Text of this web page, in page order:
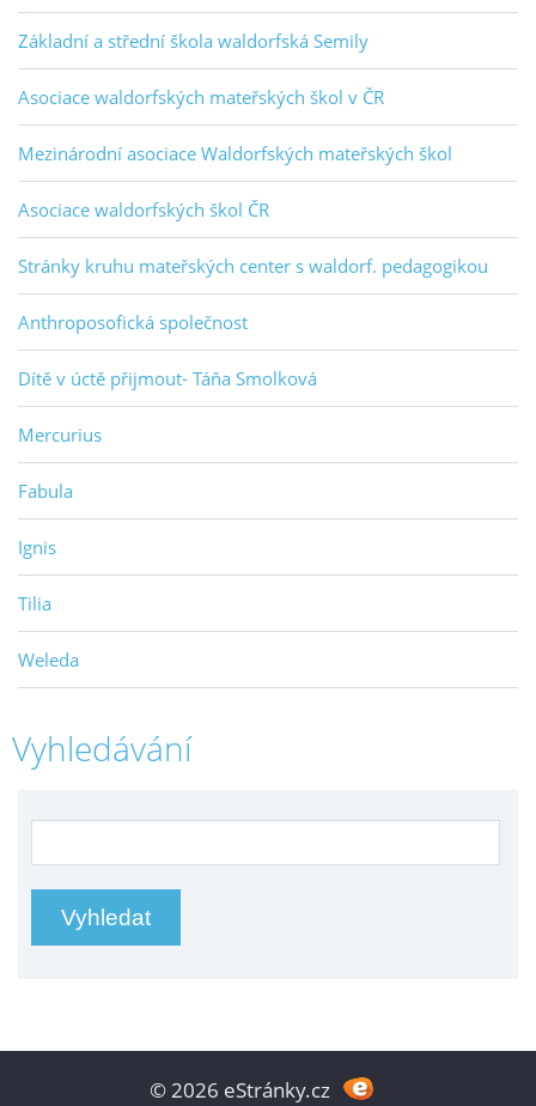
Základní a střední škola waldorfská Semily
Asociace waldorfských mateřských škol v ČR
Mezinárodní asociace Waldorfských mateřských škol
Asociace waldorfských škol ČR
Stránky kruhu mateřských center s waldorf. pedagogikou
Anthroposofická společnost
Dítě v úctě přijmout- Táňa Smolková
Mercurius
Fabula
Ignis
Tilia
Weleda
Vyhledávání
© 2026 eStránky.cz